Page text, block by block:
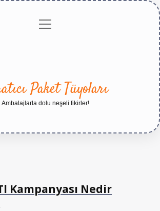
Gizlilikmenüyü
Paket Tüyoları
Ambalajlarla dolu neşeli fikirler!
Kampanyası Nedir